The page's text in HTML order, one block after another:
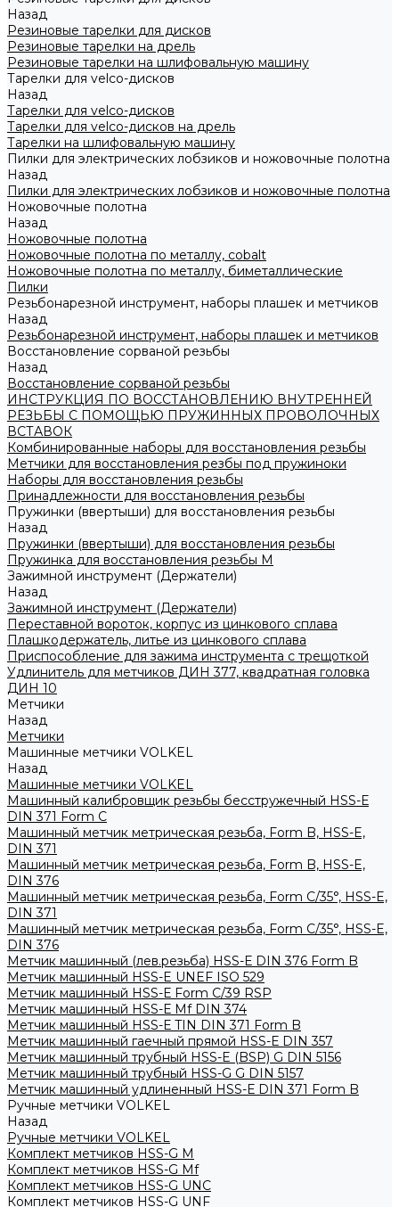
Назад
Резиновые тарелки для дисков
Резиновые тарелки на дрель
Резиновые тарелки на шлифовальную машину
Тарелки для velco-дисков
Назад
Тарелки для velco-дисков
Тарелки для velco-дисков на дрель
Тарелки на шлифовальную машину
Пилки для электрических лобзиков и ножовочные полотна
Назад
Пилки для электрических лобзиков и ножовочные полотна
Ножовочные полотна
Назад
Ножовочные полотна
Ножовочные полотна по металлу, cobalt
Ножовочные полотна по металлу, биметаллические
Пилки
Резьбонарезной инструмент, наборы плашек и метчиков
Назад
Резьбонарезной инструмент, наборы плашек и метчиков
Восстановление сорваной резьбы
Назад
Восстановление сорваной резьбы
ИНСТРУКЦИЯ ПО ВОССТАНОВЛЕНИЮ ВНУТРЕННЕЙ
РЕЗЬБЫ С ПОМОЩЬЮ ПРУЖИННЫХ ПРОВОЛОЧНЫХ
ВСТАВОК
Комбинированные наборы для восстановления резьбы
Метчики для восстановления резбы под пружиноки
Наборы для восстановления резьбы
Принадлежности для восстановления резьбы
Пружинки (ввертыши) для восстановления резьбы
Назад
Пружинки (ввертыши) для восстановления резьбы
Пружинка для восстановления резьбы M
Зажимной инструмент (Держатели)
Назад
Зажимной инструмент (Держатели)
Переставной вороток, корпус из цинкового сплава
Плашкодержатель, литье из цинкового сплава
Приспособление для зажима инструмента с трещоткой
Удлинитель для метчиков ДИН 377, квадратная головка
ДИН 10
Метчики
Назад
Метчики
Машинные метчики VOLKEL
Назад
Машинные метчики VOLKEL
Машинный калибровщик резьбы бесстружечный HSS-Е
DIN 371 Form C
Машинный метчик метрическая резьба, Form B, HSS-E,
DIN 371
Машинный метчик метрическая резьба, Form B, HSS-E,
DIN 376
Машинный метчик метрическая резьба, Form С/35°, HSS-E,
DIN 371
Машинный метчик метрическая резьба, Form С/35°, HSS-E,
DIN 376
Метчик машинный (лев.резьба) HSS-Е DIN 376 Form B
Метчик машинный HSS-E UNEF ISO 529
Метчик машинный HSS-Е Form C/39 RSP
Метчик машинный HSS-Е Mf DIN 374
Метчик машинный HSS-Е TIN DIN 371 Form B
Метчик машинный гаечный прямой HSS-Е DIN 357
Метчик машинный трубный HSS-E (BSP) G DIN 5156
Метчик машинный трубный HSS-G G DIN 5157
Метчик машинный удлиненный HSS-Е DIN 371 Form B
Ручные метчики VOLKEL
Назад
Ручные метчики VOLKEL
Комплект метчиков HSS-G M
Комплект метчиков HSS-G Mf
Комплект метчиков HSS-G UNC
Комплект метчиков HSS-G UNF